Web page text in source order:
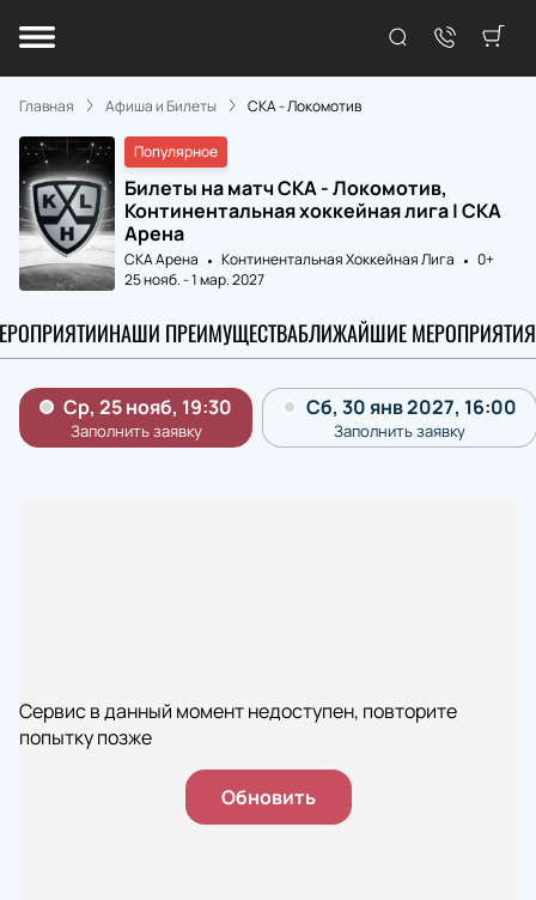
Главная Афиша и Билеты СКА - Локомотив
Популярное
Билеты на матч СКА - Локомотив,
Континентальная хоккейная лига | СКА
Арена
СКА Арена Континентальная Хоккейная Лига
0+
25 нояб.-1 мар. 2027
НАШИ ПРЕИМУЩЕСТВАБЛИЖАЙШИЕ МЕРОПРИЯТИЯ
Сервис в данный момент недоступен, повторите
попытку позже
Обновить